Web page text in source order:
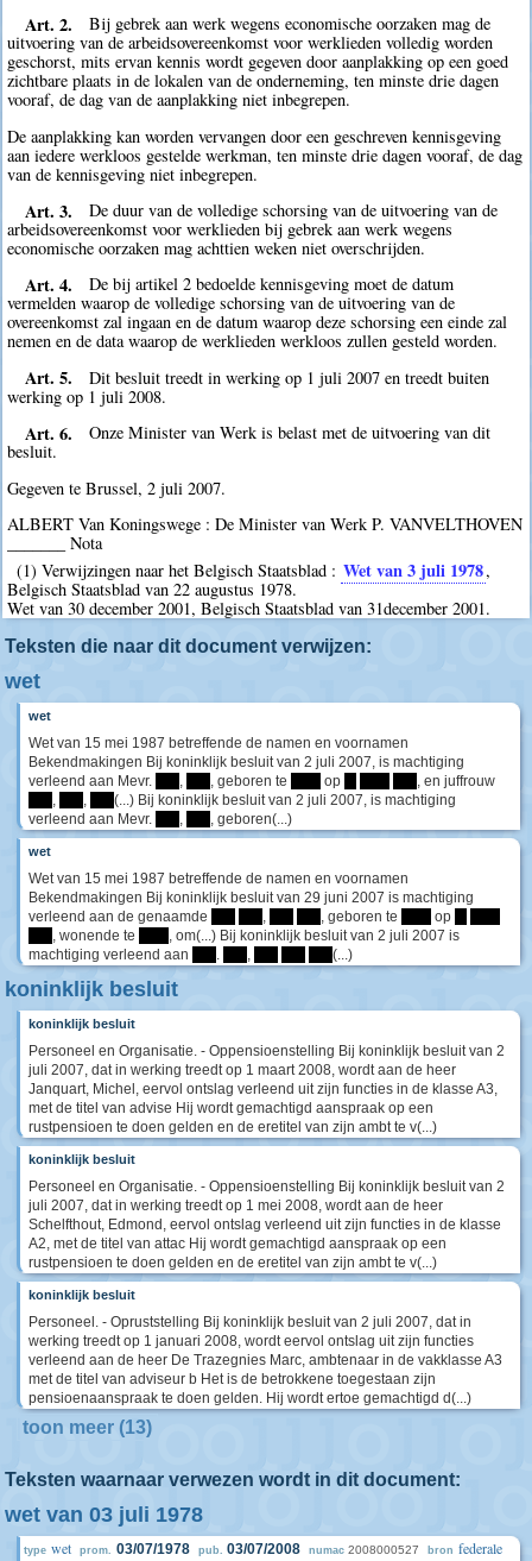
Art. 2.
Bij gebrek aan werk wegens economische oorzaken mag de
uitvoering van de arbeidsovereenkomst voor werklieden volledig worden
geschorst, mits ervan kennis wordt gegeven door aanplakking op een goed
zichtbare plaats in de lokalen van de onderneming, ten minste drie dagen
vooraf, de dag van de aanplakking niet inbegrepen.
De aanplakking kan worden vervangen door een geschreven kennisgeving
aan iedere werkloos gestelde werkman, ten minste drie dagen vooraf, de dag
van de kennisgeving niet inbegrepen.
Art. 3.
De duur van de volledige schorsing van de uitvoering van de
arbeidsovereenkomst voor werklieden bij gebrek aan werk wegens
economische oorzaken mag achttien weken niet overschrijden.
Art. 4.
De bij artikel 2 bedoelde kennisgeving moet de datum
vermelden waarop de volledige schorsing van de uitvoering van de
overeenkomst zal ingaan en de datum waarop deze schorsing een einde zal
nemen en de data waarop de werklieden werkloos zullen gesteld worden.
Art. 5.
Dit besluit treedt in werking op 1 juli 2007 en treedt buiten
werking op 1 juli 2008.
Art. 6.
Onze Minister van Werk is belast met de uitvoering van dit
besluit.
Gegeven te Brussel, 2 juli 2007.
ALBERT Van Koningswege : De Minister van Werk P. VANVELTHOVEN
_______ Nota
(1) Verwijzingen naar het Belgisch Staatsblad : Wet van 3 juli 1978,
Belgisch Staatsblad van 22 augustus 1978.
Wet van 30 december 2001, Belgisch Staatsblad van 31december 2001.
Teksten die naar dit document verwijzen:
wet
wet
Wet van 15 mei 1987 betreffende de namen en voornamen
Bekendmakingen Bij koninklijk besluit van 2 juli 2007, is machtiging
verleend aan Mevr.
, geboren te op
, en juffrouw
(...) Bij koninklijk besluit van 2 juli 2007, is machtiging
verleend aan Mevr.
, geboren(...)
wet
Wet van 15 mei 1987 betreffende de namen en voornamen
Bekendmakingen Bij koninklijk besluit van 29 juni 2007 is machtiging
verleend aan de genaamde
, geboren te op
, wonende te
, om(...) Bij koninklijk besluit van 2 juli 2007 is
machtiging verleend aan
(...)
koninklijk besluit
koninklijk besluit
Personeel en Organisatie. - Oppensioenstelling Bij koninklijk besluit van 2
juli 2007, dat in werking treedt op 1 maart 2008, wordt aan de heer
Janquart, Michel, eervol ontslag verleend uit zijn functies in de klasse A3,
met de titel van advise Hij wordt gemachtigd aanspraak op een
rustpensioen te doen gelden en de eretitel van zijn ambt te v(...)
koninklijk besluit
Personeel en Organisatie. - Oppensioenstelling Bij koninklijk besluit van 2
juli 2007, dat in werking treedt op 1 mei 2008, wordt aan de heer
Schelfthout, Edmond, eervol ontslag verleend uit zijn functies in de klasse
A2, met de titel van attac Hij wordt gemachtigd aanspraak op een
rustpensioen te doen gelden en de eretitel van zijn ambt te v(...)
koninklijk besluit
Personeel. - Opruststelling Bij koninklijk besluit van 2 juli 2007, dat in
werking treedt op 1 januari 2008, wordt eervol ontslag uit zijn functies
verleend aan de heer De Trazegnies Marc, ambtenaar in de vakklasse A3
met de titel van adviseur b Het is de betrokkene toegestaan zijn
pensioenaanspraak te doen gelden. Hij wordt ertoe gemachtigd d(...)
toon meer (13)
Teksten waarnaar verwezen wordt in dit document:
wet van 03 juli 1978
type wet prom. 03/07/1978 pub. 03/07/2008 numac 2008000527 bron federale